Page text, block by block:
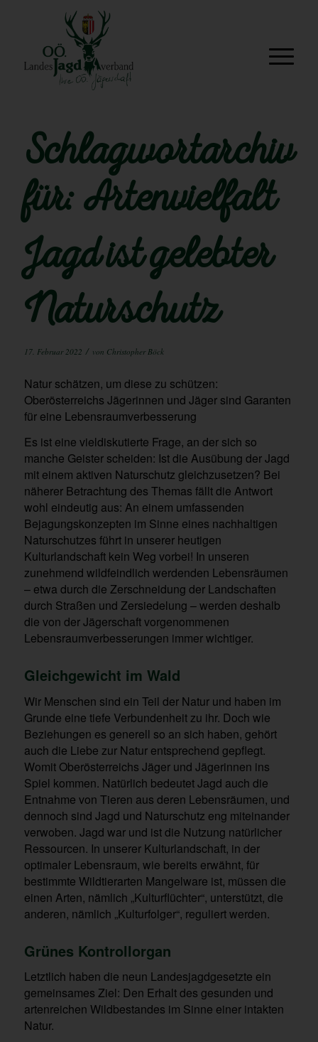
Schlagwortarchiv
für: Artenvielfalt
Jagd ist gelebter
Naturschutz
17. Februar 2022 / von Christopher Böck
Natur schätzen, um diese zu schützen:
Oberösterreichs Jägerinnen und Jäger sind Garanten
für eine Lebensraumverbesserung
Es ist eine vieldiskutierte Frage, an der sich so
manche Geister scheiden: Ist die Ausübung der Jagd
mit einem aktiven Naturschutz gleichzusetzen? Bei
näherer Betrachtung des Themas fällt die Antwort
wohl eindeutig aus: An einem umfassenden
Bejagungskonzepten im Sinne eines nachhaltigen
Naturschutzes führt in unserer heutigen
Kulturlandschaft kein Weg vorbei! In unseren
zunehmend wildfeindlich werdenden Lebensräumen
– etwa durch die Zerschneidung der Landschaften
durch Straßen und Zersiedelung – werden deshalb
die von der Jägerschaft vorgenommenen
Lebensraumverbesserungen immer wichtiger.
Gleichgewicht im Wald
Wir Menschen sind ein Teil der Natur und haben im
Grunde eine tiefe Verbundenheit zu ihr. Doch wie
Beziehungen es generell so an sich haben, gehört
auch die Liebe zur Natur entsprechend gepflegt.
Womit Oberösterreichs Jäger und Jägerinnen ins
Spiel kommen. Natürlich bedeutet Jagd auch die
Entnahme von Tieren aus deren Lebensräumen, und
dennoch sind Jagd und Naturschutz eng miteinander
verwoben. Jagd war und ist die Nutzung natürlicher
Ressourcen. In unserer Kulturlandschaft, in der
optimaler Lebensraum, wie bereits erwähnt, für
bestimmte Wildtierarten Mangelware ist, müssen die
einen Arten, nämlich „Kulturflüchter“, unterstützt, die
anderen, nämlich „Kulturfolger“, reguliert werden.
Grünes Kontrollorgan
Letztlich haben die neun Landesjagdgesetzte ein
gemeinsames Ziel: Den Erhalt des gesunden und
artenreichen Wildbestandes im Sinne einer intakten
Natur.